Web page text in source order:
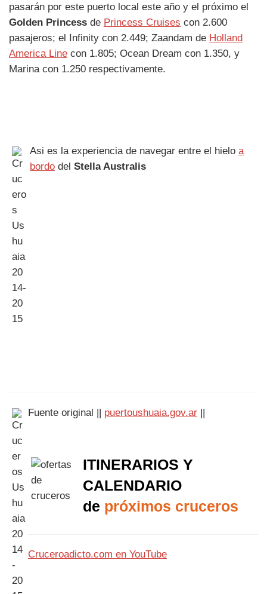
pasarán por este puerto local este año y el próximo el
Golden Princess de Princess Cruises con 2.600
pasajeros; el Infinity con 2.449; Zaandam de Holland
America Line con 1.805; Ocean Dream con 1.350, y
Marina con 1.250 respectivamente.
Asi es la experiencia de navegar entre el hielo a
bordo del Stella Australis
Fuente original || puertoushuaia.gov.ar
ITINERARIOS Y
CALENDARIO
de próximos cruceros
Cruceroadicto.com en YouTube